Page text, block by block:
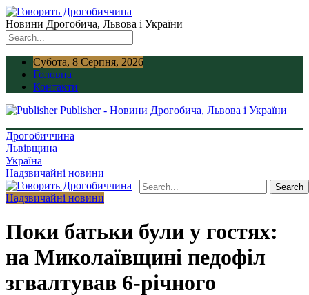
Новини Дрогобича, Львова і України
Субота, 8 Серпня, 2026
Головна
Контакти
Publisher - Новини Дрогобича, Львова і України
Дрогобиччина
Львівщина
Україна
Надзвичайні новини
Надзвичайні новини
Поки батьки були у гостях:
на Миколаївщині педофіл
згвалтував 6-річного